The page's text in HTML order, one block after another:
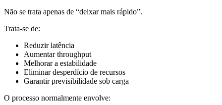
Não se trata apenas de “deixar mais rápido”.
Trata-se de:
Reduzir latência
Aumentar throughput
Melhorar a estabilidade
Eliminar desperdício de recursos
Garantir previsibilidade sob carga
O processo normalmente envolve: